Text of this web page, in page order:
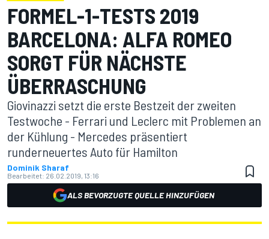
FORMEL-1-TESTS 2019
BARCELONA: ALFA ROMEO
SORGT FÜR NÄCHSTE
ÜBERRASCHUNG
Giovinazzi setzt die erste Bestzeit der zweiten
Testwoche - Ferrari und Leclerc mit Problemen an
der Kühlung - Mercedes präsentiert
runderneuertes Auto für Hamilton
Dominik Sharaf
Bearbeitet: 26.02.2019, 13:16
ALS BEVORZUGTE QUELLE HINZUFÜGEN